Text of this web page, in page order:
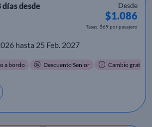
días desde
Desde
$1.086
Tasas: $69 por pasajero
hasta 25 Feb. 2027
a bordo Descuento Senior Cambio gratis